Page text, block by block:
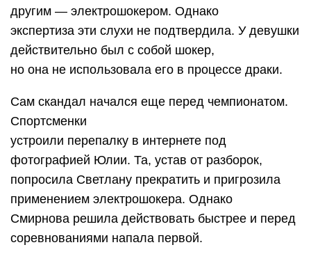
другим — электрошокером. Однако
экспертиза эти слухи не подтвердила. У девушки
действительно был с собой шокер,
но она не использовала его в процессе драки.
Сам скандал начался еще перед чемпионатом.
Спортсменки
устроили перепалку в интернете под
фотографией Юлии. Та, устав от разборок,
попросила Светлану прекратить и пригрозила
применением электрошокера. Однако
Смирнова решила действовать быстрее и перед
соревнованиями напала первой.